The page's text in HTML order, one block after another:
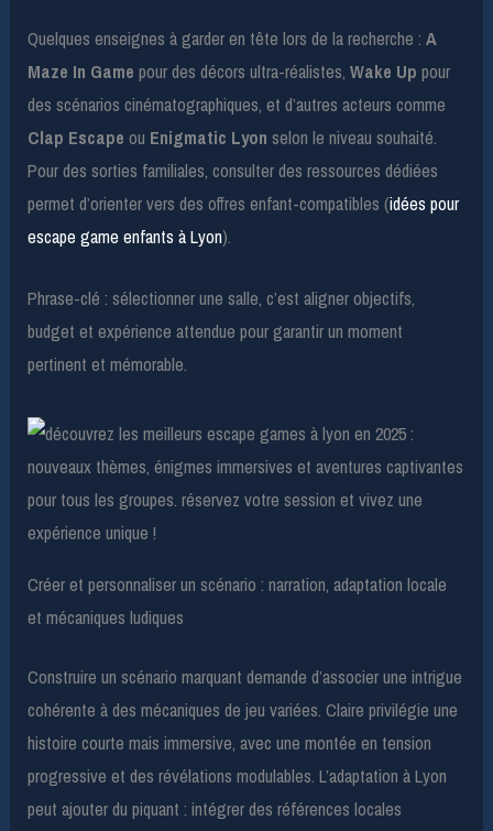
Quelques enseignes à garder en tête lors de la recherche :A
Maze In Game pour des décors ultra-réalistes,Wake Up pour
des scénarios cinématographiques, et d’autres acteurs comme
Clap Escape ou Enigmatic Lyon selon le niveau souhaité.
Pour des sorties familiales, consulter des ressources dédiées
permet d’orienter vers des offres enfant-compatibles (idées pour
escape game enfants à Lyon).
Phrase-clé : sélectionner une salle, c’est aligner objectifs,
budget et expérience attendue pour garantir un moment
pertinent et mémorable.
Créer et personnaliser un scénario : narration, adaptation locale
et mécaniques ludiques
Construire un scénario marquant demande d’associer une intrigue
cohérente à des mécaniques de jeu variées. Claire privilégie une
histoire courte mais immersive, avec une montée en tension
progressive et des révélations modulables. L’adaptation à Lyon
peut ajouter du piquant : intégrer des références locales